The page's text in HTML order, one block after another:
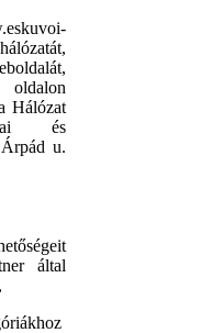
Hálózat
és
u.
által